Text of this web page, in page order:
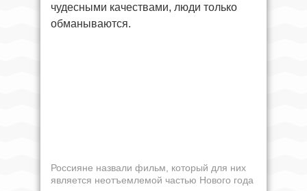
чудесными качествами, люди только
обманываются.
Россияне назвали фильм, который для них
является неотъемлемой частью Нового года